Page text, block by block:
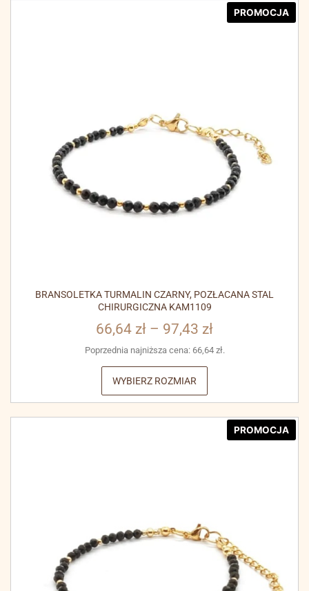
PROMOCJA
BRANSOLETKA TURMALIN CZARNY, POZŁACANA STAL
CHIRURGICZNA KAM1109
66,64 zł – 97,43 zł
Poprzednia najniższa cena: 66,64 zł.
WYBIERZ ROZMIAR
PROMOCJA